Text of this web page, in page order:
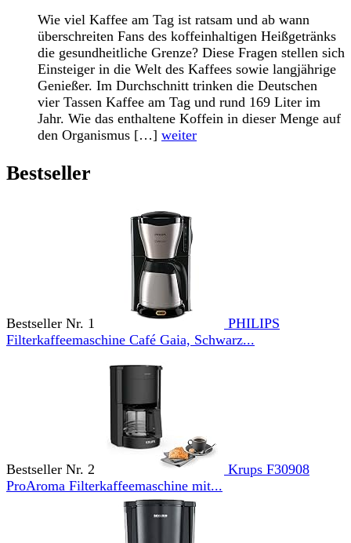
Wie viel Kaffee am Tag ist ratsam und ab wann
überschreiten Fans des koffeinhaltigen Heißgetränks
die gesundheitliche Grenze? Diese Fragen stellen sich
Einsteiger in die Welt des Kaffees sowie langjährige
Genießer. Im Durchschnitt trinken die Deutschen
vier Tassen Kaffee am Tag und rund 169 Liter im
Jahr. Wie das enthaltene Koffein in dieser Menge auf
den Organismus […] weiter
Bestseller
Bestseller Nr. 1
PHILIPS
Filterkaffeemaschine Café Gaia, Schwarz...
Bestseller Nr. 2
Krups F30908
ProAroma Filterkaffeemaschine mit...